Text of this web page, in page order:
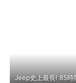
Jeep史上最長! 85時